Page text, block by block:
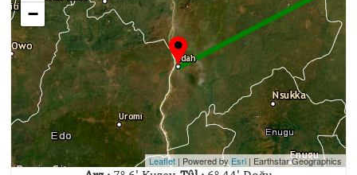
−
Leaflet | Powered by Esri | Earthstar Geographics